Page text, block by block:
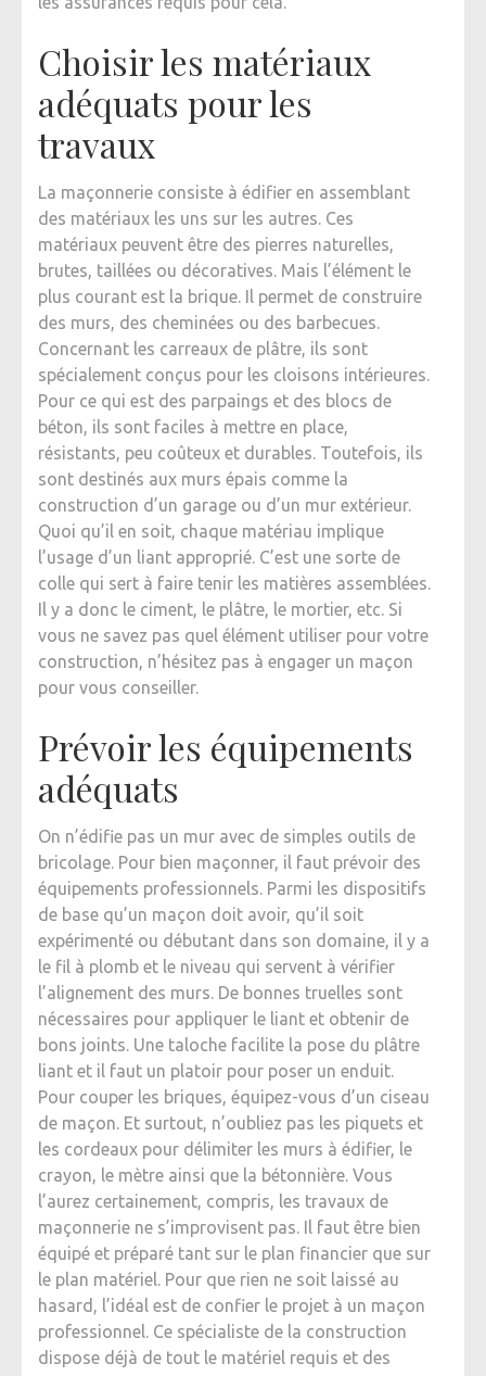
Choisir les matériaux
adéquats pour les
travaux
La maçonnerie consiste à édifier en assemblant
des matériaux les uns sur les autres. Ces
matériaux peuvent être des pierres naturelles,
brutes, taillées ou décoratives. Mais l’élément le
plus courant est la brique. Il permet de construire
des murs, des cheminées ou des barbecues.
Concernant les carreaux de plâtre, ils sont
spécialement conçus pour les cloisons intérieures.
Pour ce qui est des parpaings et des blocs de
béton, ils sont faciles à mettre en place,
résistants, peu coûteux et durables. Toutefois, ils
sont destinés aux murs épais comme la
construction d’un garage ou d’un mur extérieur.
Quoi qu’il en soit, chaque matériau implique
l’usage d’un liant approprié. C’est une sorte de
colle qui sert à faire tenir les matières assemblées.
Il y a donc le ciment, le plâtre, le mortier, etc. Si
vous ne savez pas quel élément utiliser pour votre
construction, n’hésitez pas à engager un maçon
pour vous conseiller.
Prévoir les équipements
adéquats
On n’édifie pas un mur avec de simples outils de
bricolage. Pour bien maçonner, il faut prévoir des
équipements professionnels. Parmi les dispositifs
de base qu’un maçon doit avoir, qu’il soit
expérimenté ou débutant dans son domaine, il y a
le fil à plomb et le niveau qui servent à vérifier
l’alignement des murs. De bonnes truelles sont
nécessaires pour appliquer le liant et obtenir de
bons joints. Une taloche facilite la pose du plâtre
liant et il faut un platoir pour poser un enduit.
Pour couper les briques, équipez-vous d’un ciseau
de maçon. Et surtout, n’oubliez pas les piquets et
les cordeaux pour délimiter les murs à édifier, le
crayon, le mètre ainsi que la bétonnière. Vous
l’aurez certainement, compris, les travaux de
maçonnerie ne s’improvisent pas. Il faut être bien
équipé et préparé tant sur le plan financier que sur
le plan matériel. Pour que rien ne soit laissé au
hasard, l’idéal est de confier le projet à un maçon
professionnel. Ce spécialiste de la construction
dispose déjà de tout le matériel requis et des